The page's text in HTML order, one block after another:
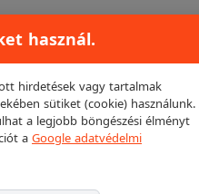
adom
használ.
hirdetések vagy tartalmak
sütiket (cookie) használunk.
a legjobb böngészési élményt
a Google adatvédelmi